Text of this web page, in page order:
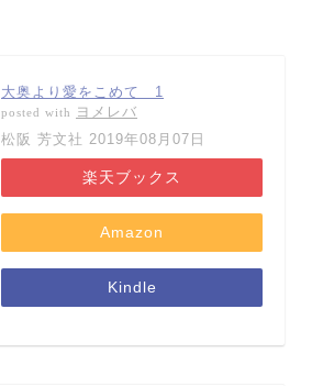
大奥より愛をこめて 1
posted with
ヨメレバ
松阪 芳文社 2019年08月07日
楽天ブックス
Amazon
Kindle